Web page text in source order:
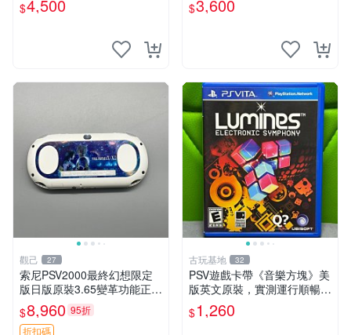
$4,500 $3,600
觀己 27
索尼PSV2000最終幻想限定
版日版原裝3.65變革功能正常
背面小劃痕磨損 實物圖可查
限量珍藏 畫集 游戲機
$8,960 95折
折扣碼
古玩基地 32
PSV遊戲卡帶《音樂方塊》美
版英文原裝，實測運行順暢，
圖示成色真實呈現，拍下即視
同確認。 音樂方塊 PSV 游戲
$1,260